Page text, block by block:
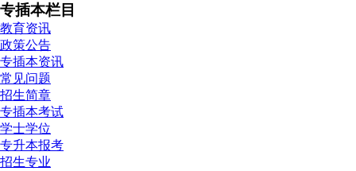
专插本栏目
教育资讯
政策公告
专插本资讯
常见问题
招生简章
专插本考试
学士学位
专升本报考
招生专业